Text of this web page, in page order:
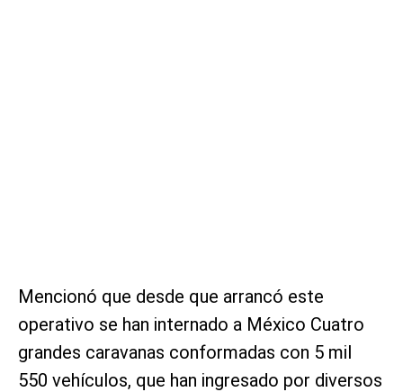
Mencionó que desde que arrancó este
operativo se han internado a México Cuatro
grandes caravanas conformadas con 5 mil
550 vehículos, que han ingresado por diversos